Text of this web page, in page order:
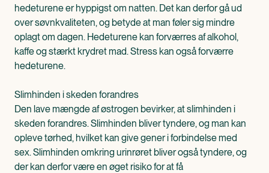
hedeturene er hyppigst om natten. Det kan derfor gå ud
over søvnkvaliteten, og betyde at man føler sig mindre
oplagt om dagen. Hedeturene kan forværres af alkohol,
kaffe og stærkt krydret mad. Stress kan også forværre
hedeturene.
Slimhinden i skeden forandres
Den lave mængde af østrogen bevirker, at slimhinden i
skeden forandres. Slimhinden bliver tyndere, og man kan
opleve tørhed, hvilket kan give gener i forbindelse med
sex. Slimhinden omkring urinrøret bliver også tyndere, og
der kan derfor være en øget risiko for at få